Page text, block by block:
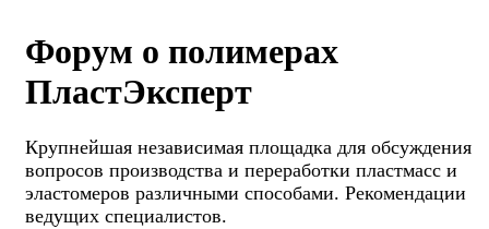
Форум о полимерах
ПластЭксперт
Крупнейшая независимая площадка для обсуждения
вопросов производства и переработки пластмасс и
эластомеров различными способами. Рекомендации
ведущих специалистов.